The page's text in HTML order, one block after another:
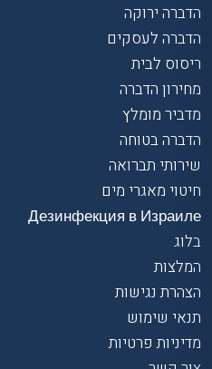
הדברה ירוקה
הדברה לעסקים
ריסוס לבית
מחירון הדברה
מדביר מומלץ
הדברה בטוחה
שירותי תברואה
חיטוי מאגרי מים
Дезинфекция в Израиле
בלוג
המלצות
הצהרת נגישות
תנאי שימוש
מדיניות פרטיות